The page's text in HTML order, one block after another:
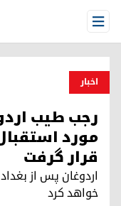
Open Menu
اخبار
رجب طیب
مورد
قرار گرفت
اردوغان پس از
خواهد کرد